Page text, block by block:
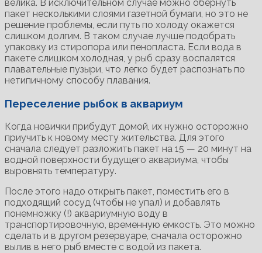
велика. В исключительном случае можно обернуть
пакет несколькими слоями газетной бумаги, но это не
решение проблемы, если путь по холоду окажется
слишком долгим. В таком случае лучше подобрать
упаковку из стиропора или пенопласта. Если вода в
пакете слишком холодная, у рыб сразу воспалятся
плавательные пузыри, что легко будет распознать по
нетипичному способу плавания.
Переселение рыбок в аквариум
Когда новички прибудут домой, их нужно осторожно
приучить к новому месту жительства. Для этого
сначала следует разложить пакет на 15 — 20 минут на
водной поверхности будущего аквариума, чтобы
выровнять температуру.
После этого надо открыть пакет, поместить его в
подходящий сосуд (чтобы не упал) и добавлять
понемножку (!) аквариумную воду в
транспортировочную, временную емкость. Это можно
сделать и в другом резервуаре, сначала осторожно
вылив в него рыб вместе с водой из пакета.